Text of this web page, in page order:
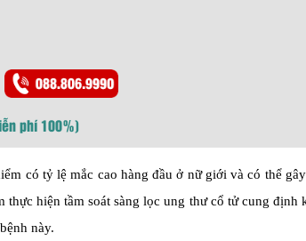
phí 100%)
có tỷ lệ mắc cao hàng đầu ở nữ giới và có thể
hiện tầm soát sàng lọc ung thư cổ tử cung định
này.